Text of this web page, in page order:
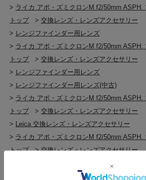
> ライカ アポ・ズミクロンM f2/50mm ASPH.
トップ
>交換レンズ・レンズアクセサリー
> レンジファインダー用レンズ
> ライカ アポ・ズミクロンM f2/50mm ASPH.
トップ
>交換レンズ・レンズアクセサリー
> レンジファインダー用レンズ
> レンジファインダー用レンズ(中古)
> ライカ アポ・ズミクロンM f2/50mm ASPH.
トップ
>交換レンズ・レンズアクセサリー
> Leica 交換レンズ・レンズアクセサリー
> ライカ アポ・ズミクロンM f2/50mm ASPH.
トップ
>交換レンズ・レンズアクセサリー
Leica 交換レンズ・レンズアクセサリー(中古)